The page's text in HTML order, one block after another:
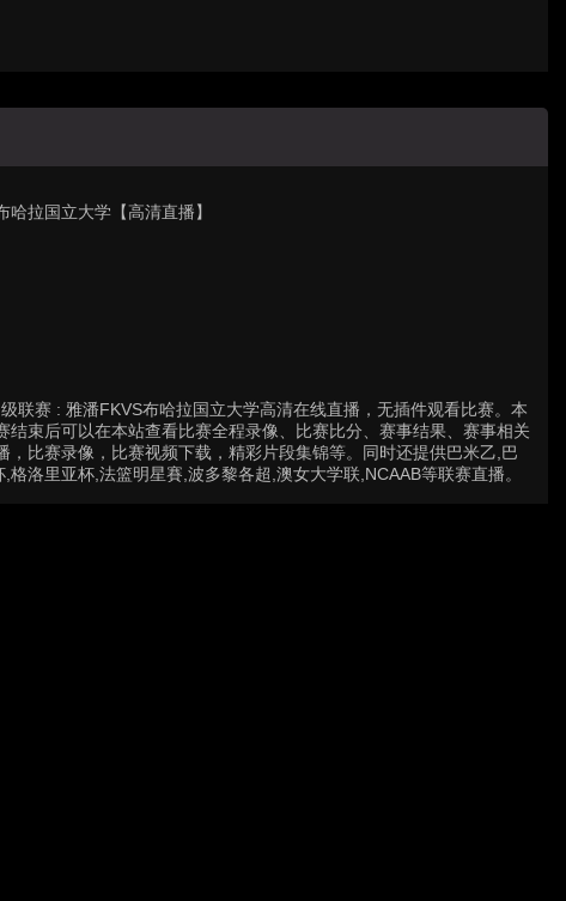
拉国立大学【高清直播】
联赛 : 雅潘FKVS布哈拉国立大学高清在线直播，无插件观看比赛。本
束后可以在本站查看比赛全程录像、比赛比分、赛事结果、赛事相关
比赛录像，比赛视频下载，精彩片段集锦等。同时还提供巴米乙,巴
洛里亚杯,法篮明星賽,波多黎各超,澳女大学联,NCAAB等联赛直播。